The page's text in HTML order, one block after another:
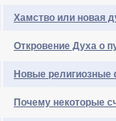
Хамство или новая
Откровение Духа о
Новые религиозные
Почему некоторые